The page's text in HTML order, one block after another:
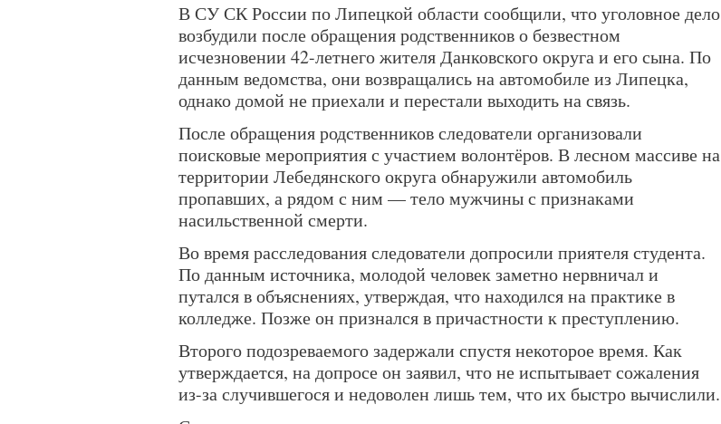
В СУ СК России по Липецкой области сообщили, что уголовное дело
возбудили после обращения родственников о безвестном
исчезновении 42-летнего жителя Данковского округа и его сына. По
данным ведомства, они возвращались на автомобиле из Липецка,
однако домой не приехали и перестали выходить на связь.
После обращения родственников следователи организовали
поисковые мероприятия с участием волонтёров. В лесном массиве на
территории Лебедянского округа обнаружили автомобиль
пропавших, а рядом с ним — тело мужчины с признаками
насильственной смерти.
Во время расследования следователи допросили приятеля студента.
По данным источника, молодой человек заметно нервничал и
путался в объяснениях, утверждая, что находился на практике в
колледже. Позже он признался в причастности к преступлению.
Второго подозреваемого задержали спустя некоторое время. Как
утверждается, на допросе он заявил, что не испытывает сожаления
из-за случившегося и недоволен лишь тем, что их быстро вычислили.